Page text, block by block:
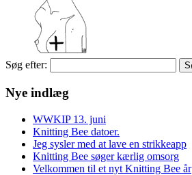
Søg efter:
Nye indlæg
WWKIP 13. juni
Knitting Bee datoer.
Jeg sysler med at lave en strikkeapp
Knitting Bee søger kærlig omsorg
Velkommen til et nyt Knitting Bee år